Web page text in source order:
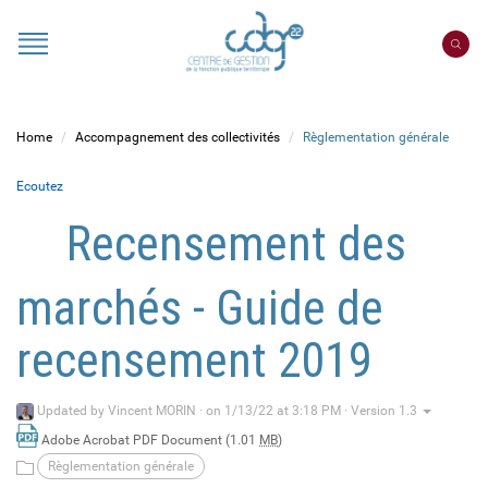
CDG
Home Accompagnement des collectivités Règlementation générale
Ecoutez
Recensement des
marchés - Guide de
recensement 2019
Updated by Vincent MORIN · on 1/13/22 at 3:18 PM · Version 1.3
Adobe Acrobat PDF Document (1.01
MB)
Règlementation générale